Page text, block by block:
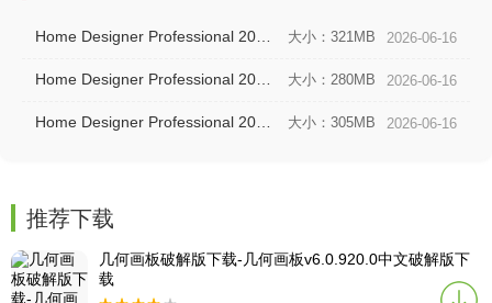
Home Designer Professional 2021v22.1.1.1破解版 大小：321MB 2026-06-16
Home Designer Professional 2022 v23.3简体中文版下载 大小：280MB 2026-06-16
Home Designer Professional 2023 v24.3简体中文版下载 大小：305MB 2026-06-16
推荐下载
几何画板破解版下载-几何画板v6.0.920.0中文破解版下
载